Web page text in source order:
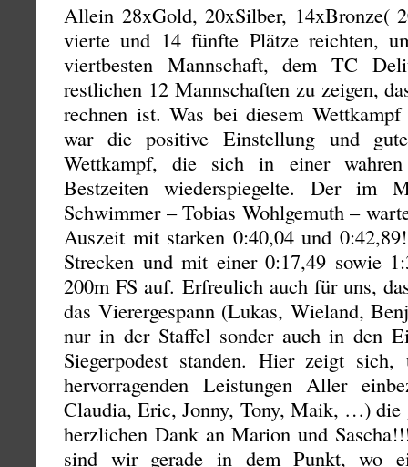
Allein 28xGold, 20xSilber, 14xBronze(
vierte und 14 fünfte Plätze reichten,
viertbesten Mannschaft, dem TC
restlichen 12 Mannschaften zu zeigen,
rechnen ist. Was bei diesem
war die positive Einstellung und
Wettkampf, die sich in einer
Bestzeiten wiederspiegelte. Der im
Schwimmer – Tobias Wohlgemuth –
Auszeit mit starken 0:40,04 und
Strecken und mit einer 0:17,49 sowie
200m FS auf. Erfreulich auch für uns,
das Vierergespann (Lukas, Wieland,
nur in der Staffel sonder auch in den
Siegerpodest standen. Hier zeigt
hervorragenden Leistungen Aller
Claudia, Eric, Jonny, Tony, Maik, …) die
herzlichen Dank an Marion und
sind wir gerade in dem Punkt, wo